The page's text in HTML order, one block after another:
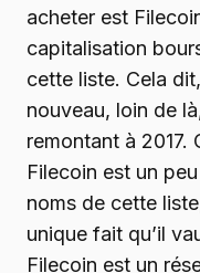
acheter est
capitalisation
cette liste. Cela
nouveau, loin de
remontant à 2017.
Filecoin est un
noms de cette
unique fait qu’il
Filecoin est un